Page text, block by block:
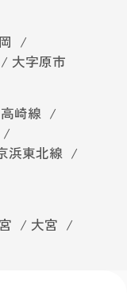
大字原市
高崎線
浜東北線
大宮